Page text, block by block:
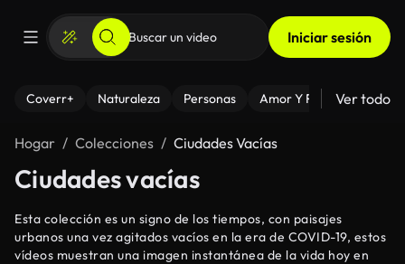
Iniciar sesión
Coverr+ Naturaleza Personas Amor Y Relaciones
Ver todo
Hogar Colecciones Ciudades Vacías
Ciudades vacías
Esta colección es un signo de los tiempos, con paisajes
urbanos una vez agitados vacíos en la era de COVID-19, estos
vídeos muestran una imagen instantánea de la vida hoy en